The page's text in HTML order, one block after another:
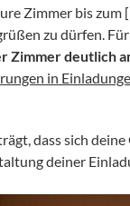
Zimmer bis
zu dürfen.
Zimmer deutlich
in
dass sich
deiner